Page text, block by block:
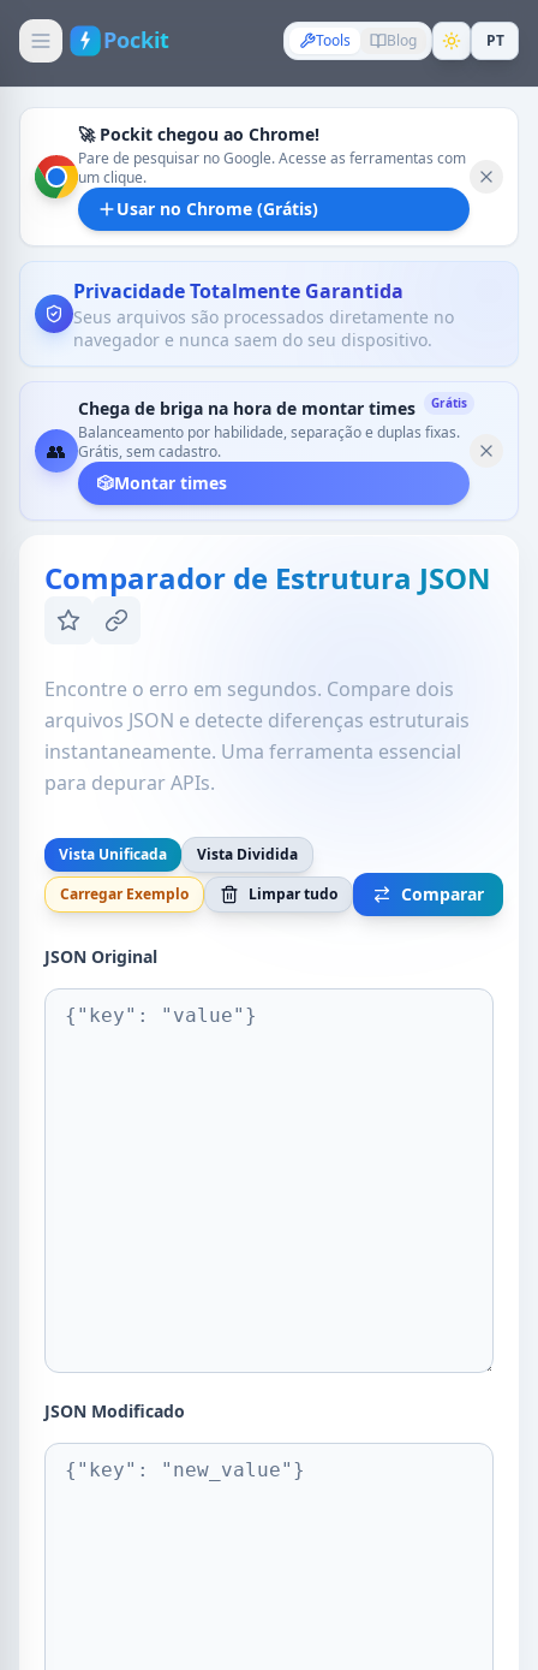
Pockit Tools Blog PT
🚀 Pockit chegou ao Chrome!
Pare de pesquisar no Google. Acesse as ferramentas com
um clique.
Usar no Chrome (Grátis)
Privacidade Totalmente Garantida
Seus arquivos são processados diretamente no
navegador e nunca saem do seu dispositivo.
Grátis
👥
Chega de briga na hora de montar times
Balanceamento por habilidade, separação e duplas fixas.
Grátis, sem cadastro.
🎲Montar times
Comparador de Estrutura JSON
Encontre o erro em segundos. Compare dois
arquivos JSON e detecte diferenças estruturais
instantaneamente. Uma ferramenta essencial
para depurar APIs.
Vista Unificada
Vista Dividida
Carregar Exemplo
Limpar tudo Comparar
JSON Original
JSON Modificado